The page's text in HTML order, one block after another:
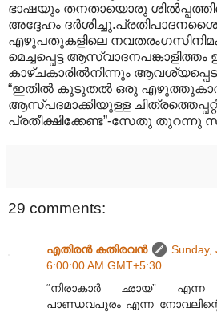
ഭാഷയും തനതായൊരു
അദ്ദേഹം
എഴുപതുകളിലെ
മെച്ചപ്പെട്ട
കാഴ്ചകാരിൽനിന്നും
“ഇതിൽ കൂടുതൽ ഒരു
ആസ്പദമാക്കിയുള്ള
പ്രതീക്ഷിക്കേണ്ട”-സേതു തുറന്നു
29 comments:
എതിരന്‍ കതിരവന്‍
Sunday,
6:00:00 AM GMT+5:30
“നിരാകാർ ഛായ” എന്ന
പാണ്ഡവപുരം എന്ന